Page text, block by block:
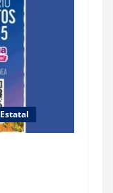
Estatal